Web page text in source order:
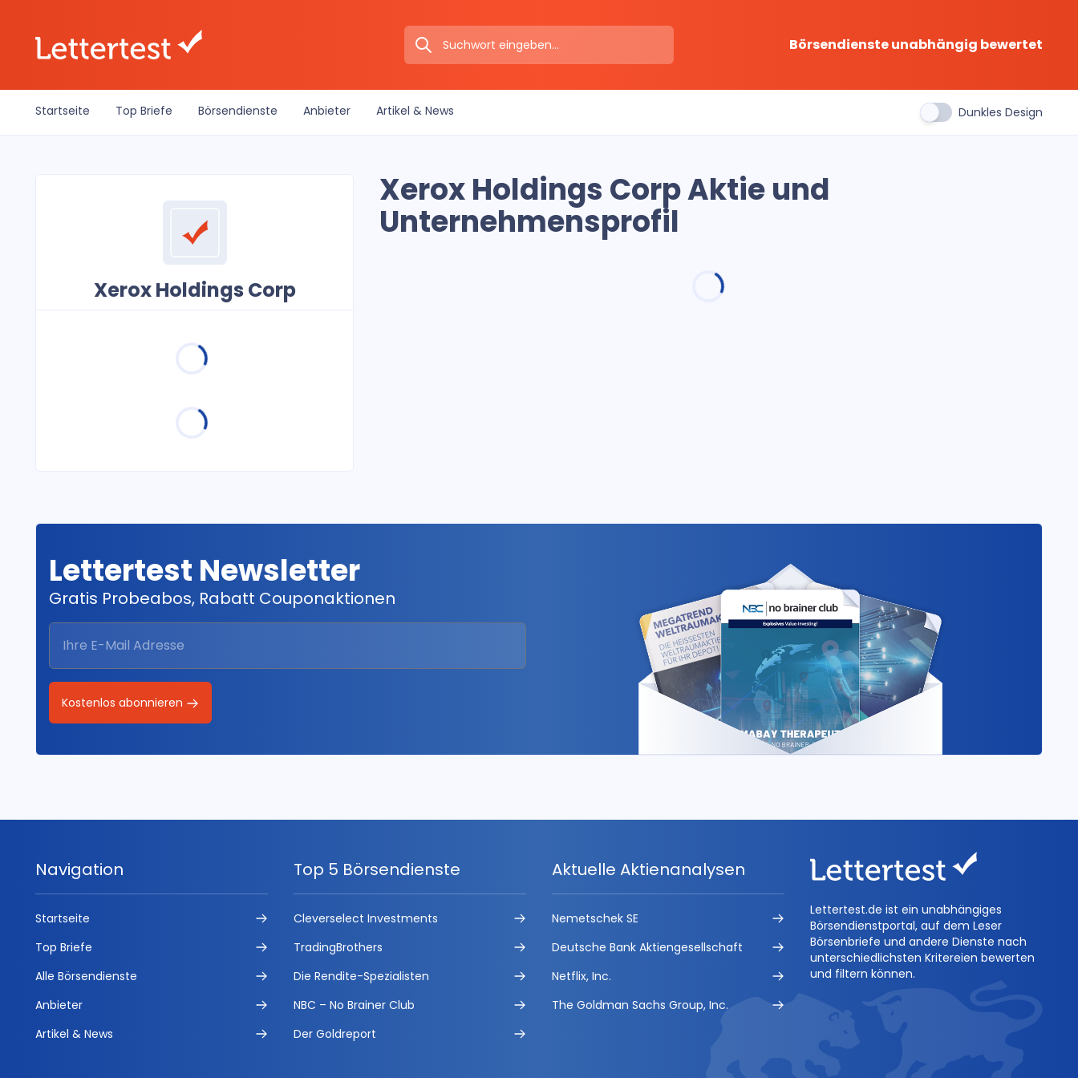
Börsendienste unabhängig bewertet
Startseite Top Briefe Börsendienste Anbieter Artikel & News Dunkles Design
Xerox Holdings Corp
Xerox Holdings Corp Aktie und
Unternehmensprofil
Lettertest Newsletter
Gratis Probeabos, Rabatt Couponaktionen
Kostenlos abonnieren
Navigation
Startseite
Top Briefe
Alle Börsendienste
Anbieter
Artikel & News
Top 5 Börsendienste
Cleverselect Investments
TradingBrothers
Die Rendite-Spezialisten
NBC – No Brainer Club
Der Goldreport
Aktuelle Aktienanalysen
Nemetschek SE
Deutsche Bank Aktiengesellschaft
Netflix, Inc.
The Goldman Sachs Group, Inc.
Lettertest.de ist ein unabhängiges
Börsendienstportal, auf dem Leser
Börsenbriefe und andere Dienste nach
unterschiedlichsten Kritereien bewerten
und filtern können.